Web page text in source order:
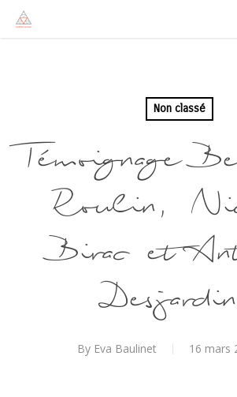
Non classé
Témoignage
Roulin,
Birac et
By Eva Baulinet 16 mars